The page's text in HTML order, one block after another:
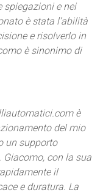
spiegazioni e nei
è stata l’abilità
e risolverlo in
è sinonimo di
è
del mio
un supporto
con la sua
il
e duratura. La